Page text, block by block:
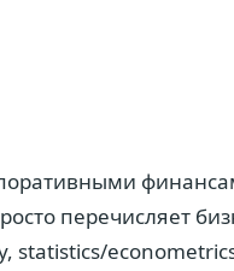
перечисляет
statistics/